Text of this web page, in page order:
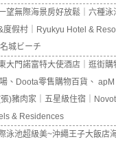
望無際海景房好放鬆｜六種泳
度假村｜Ryukyu Hotel &
城ビーチ
大門諾富特大使酒店｜逛街
、Doota零售購物百貨、
)豬肉家｜五星級住宿｜
& Residences
際泳池超級美~沖繩王子大飯